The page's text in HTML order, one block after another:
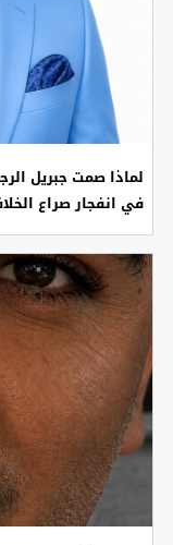
لماذا صمت جبريل
في انفجار صراع